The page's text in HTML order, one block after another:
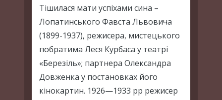
Тішилася мати успіхами сина –
Лопатинського Фавста Львовича
(1899-1937), режисера, мистецького
побратима Леся Курбаса у театрі
«Березіль»; партнера Олександра
Довженка у постановках його
кінокартин. 1926—1933 рр режисер